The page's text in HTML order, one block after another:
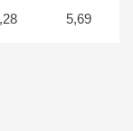
5,69